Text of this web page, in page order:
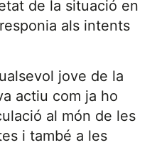
de la situació en
als intents
jove de la
actiu com ja ho
al món de les
i també a les